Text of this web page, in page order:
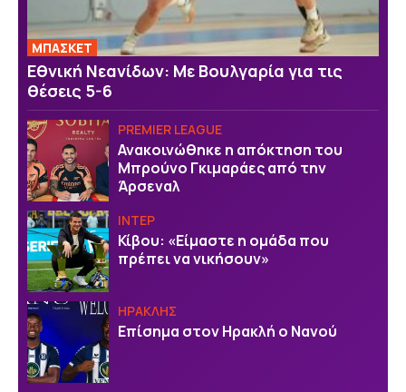
ΜΠΑΣΚΕΤ
Εθνική Νεανίδων: Με Βουλγαρία για τις
θέσεις 5-6
PREMIER LEAGUE
Ανακοινώθηκε η απόκτηση του
Μπρούνο Γκιμαράες από την
Άρσεναλ
ΙΝΤΕΡ
Κίβου: «Είμαστε η ομάδα που
πρέπει να νικήσουν»
ΗΡΑΚΛΗΣ
Επίσημα στον Ηρακλή ο Νανού